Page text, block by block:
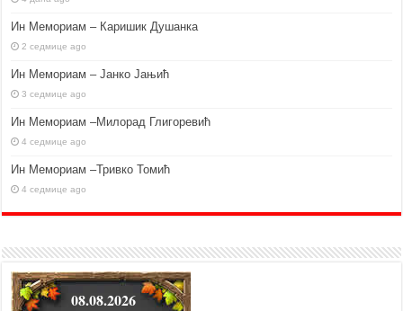
Ин Мемориам – Каришик Душанка
2 седмице ago
Ин Мемориам – Јанко Јањић
3 седмице ago
Ин Мемориам –Милорад Глигоревић
4 седмице ago
Ин Мемориам –Тривко Томић
4 седмице ago